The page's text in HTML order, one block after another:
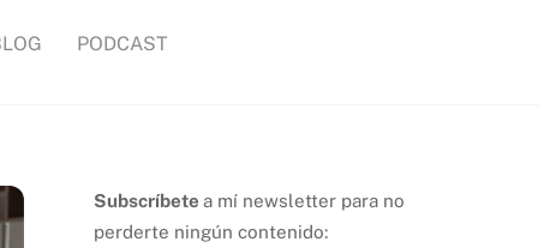
PODCAST
Subscríbete a mí newsletter para no
perderte ningún contenido: